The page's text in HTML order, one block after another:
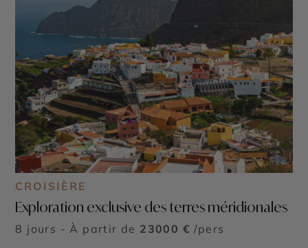
CROISIÈRE
Exploration exclusive des terres méridionales
8 jours - À partir de 23000 € /pers